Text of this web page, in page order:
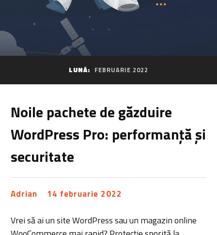
LUNĂ: FEBRUARIE 2022
Noile pachete de găzduire
WordPress Pro: performanță și
securitate
Adrian 14 februarie 2022
Vrei să ai un site WordPress sau un magazin online